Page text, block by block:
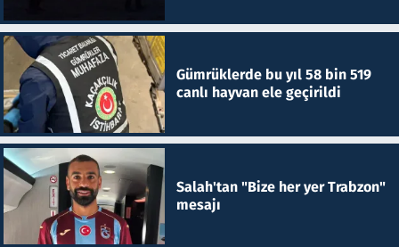
Gümrüklerde bu yıl 58 bin 519
canlı hayvan ele geçirildi
Salah'tan "Bize her yer Trabzon"
mesajı